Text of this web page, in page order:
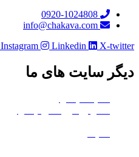
0920-1024808
info@chakava.com
Instagram Linkedin X-twitter
دیگر سایت های ما